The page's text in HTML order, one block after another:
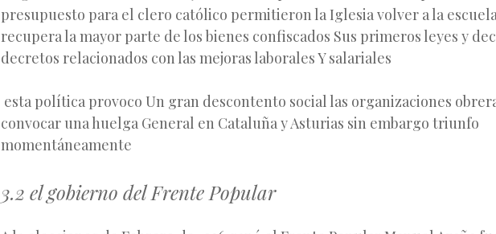
presupuesto para el clero católico permitieron la Iglesia volver a la
recupera la mayor parte de los bienes confiscados Sus primeros leyes y
decretos relacionados con las mejoras laborales Y salariales
esta política provoco Un gran descontento social las organizaciones
convocar una huelga General en Cataluña y Asturias sin embargo triunfo
momentáneamente
3.2 el gobierno del Frente Popular